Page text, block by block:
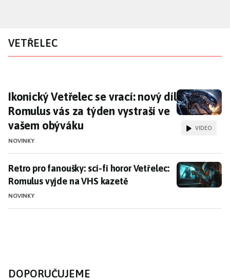
obsahu
VETŘELEC
Ikonický Vetřelec se vrací: nový díl
Ikonický Vetřelec se vrací: nový díl
Romulus vás za týden vystraší ve
vašem obýváku
NOVINKY
VIDEO
Retro pro fanoušky: sci-fi horor Vetřelec: Romulus
Retro pro fanoušky: sci-fi horor Vetřelec:
Romulus vyjde na VHS kazetě
NOVINKY
DOPORUČUJEME